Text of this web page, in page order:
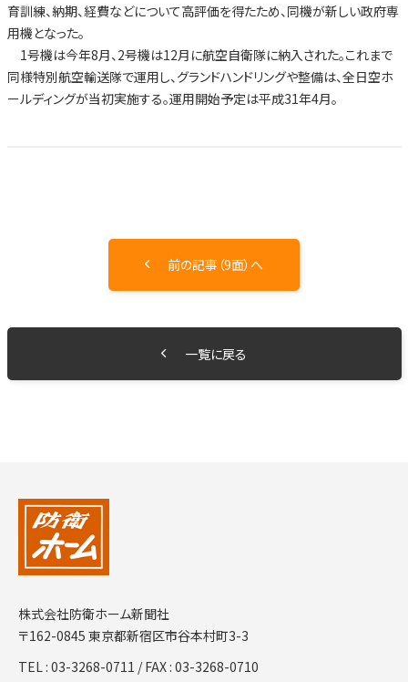
育訓練、納期、経費などについて高評価を得たため、同機が新しい政府専
用機となった。
1号機は今年8月、2号機は12月に航空自衛隊に納入された。これまで
同様特別航空輸送隊で運用し、グランドハンドリングや整備は、全日空ホ
ールディングが当初実施する。運用開始予定は平成31年4月。
前の記事（9面）へ
一覧に戻る
株式会社防衛ホーム新聞社
〒162-0845 東京都新宿区市谷本村町3-3
TEL :03-3268-0711 / FAX : 03-3268-0710